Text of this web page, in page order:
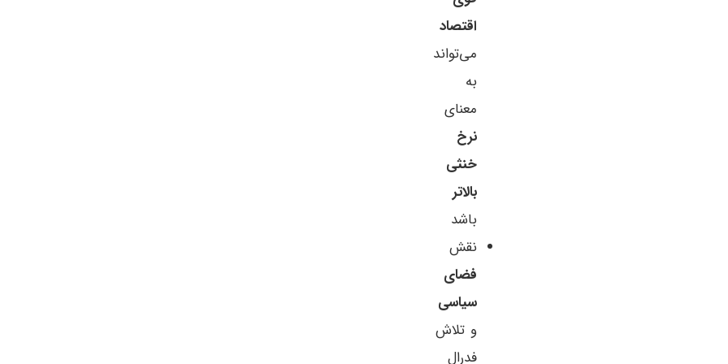
اقتصاد
می‌تواند
به
معنای
نرخ
خنثی
بالاتر
باشد
نقش
فضای
سیاسی
و تلاش
فدرال